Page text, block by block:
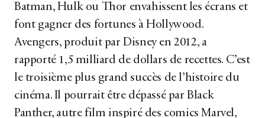
Batman, Hulk ou Thor envahissent les écrans et
font gagner des fortunes à Hollywood.
Avengers, produit par Disney en 2012, a
rapporté 1,5 milliard de dollars de recettes. C’est
le troisième plus grand succès de l’histoire du
cinéma. Il pourrait être dépassé par Black
Panther, autre film inspiré des comics Marvel,